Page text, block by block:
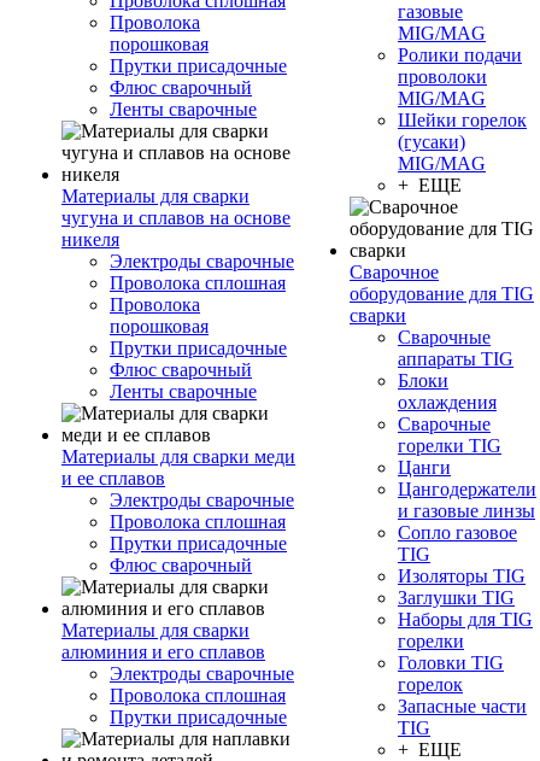
Проволока
порошковая
Прутки присадочные
Флюс сварочный
Ленты сварочные
Материалы для сварки
чугуна и сплавов на основе
никеля
Электроды сварочные
Проволока сплошная
Проволока
порошковая
Прутки присадочные
Флюс сварочный
Ленты сварочные
Материалы для сварки меди
и ее сплавов
Электроды сварочные
Проволока сплошная
Прутки присадочные
Флюс сварочный
Материалы для сварки
алюминия и его сплавов
Электроды сварочные
Проволока сплошная
Прутки присадочные
газовые
MIG/MAG
Ролики подачи
проволоки
MIG/MAG
Шейки горелок
(гусаки)
MIG/MAG
+ ЕЩЕ
Сварочное
оборудование для TIG
сварки
Сварочные
аппараты TIG
Блоки
охлаждения
Сварочные
горелки TIG
Цанги
Цангодержатели
и газовые линзы
Сопло газовое
TIG
Изоляторы TIG
Заглушки TIG
Наборы для TIG
горелки
Головки TIG
горелок
Запасные части
TIG
+ ЕЩЕ